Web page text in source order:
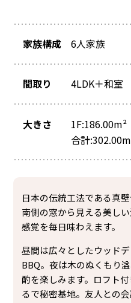
家族構成 6人家族
間取り 4LDK＋和室
大きさ
合計
日本の伝統工法である真
南側の窓から見える美し
感覚を毎日味わえます。
昼間は広々としたウッド
BBQ。夜は木のぬくもり
酌を楽しみます。ロフト
るで秘密基地。友人との会